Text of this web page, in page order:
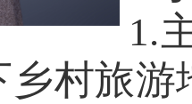
1.
村旅游